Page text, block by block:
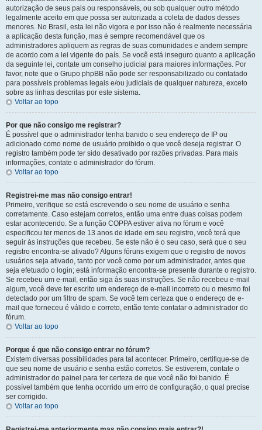
autorização de seus pais ou responsáveis, ou sob qualquer outro método
legalmente aceito em que possa ser autorizada a coleta de dados desses
menores. No Brasil, esta lei não vigora e por isso não é realmente necessária
a aplicação desta função, mas é sempre recomendável que os
administradores apliquem as regras de suas comunidades e andem sempre
de acordo com a lei vigente do país. Se você está inseguro quanto a aplicação
da seguinte lei, contate um conselho judicial para maiores informações. Por
favor, note que o Grupo phpBB não pode ser responsabilizado ou contatado
para possíveis problemas legais e/ou judiciais de qualquer natureza, exceto
sobre as linhas descritas por este sistema.
Voltar ao topo
Por que não consigo me registrar?
É possível que o administrador tenha banido o seu endereço de IP ou
adicionado como nome de usuário proibido o que você deseja registrar. O
registro também pode ter sido desativado por razões privadas. Para mais
informações, contate o administrador do fórum.
Voltar ao topo
Registrei-me mas não consigo entrar!
Primeiro, verifique se está escrevendo o seu nome de usuário e senha
corretamente. Caso estejam corretos, então uma entre duas coisas podem
estar acontecendo. Se a função COPPA estiver ativa no fórum e você
especificou ter menos de 13 anos de idade em seu registro, você terá que
seguir às instruções que recebeu. Se este não é o seu caso, será que o seu
registro encontra-se ativado? Alguns fóruns exigem que o registro de novos
usuários seja ativado, tanto por você como por um administrador, antes que
seja efetuado o login; está informação encontra-se presente durante o registro.
Se recebeu um e-mail, então siga às suas instruções. Se não recebeu e-mail
algum, você deve ter escrito um endereço de e-mail incorreto ou o mesmo foi
detectado por um filtro de spam. Se você tem certeza que o endereço de e-
mail que forneceu é válido e correto, então tente contatar o administrador do
fórum.
Voltar ao topo
Porque é que não consigo entrar no fórum?
Existem diversas possibilidades para tal acontecer. Primeiro, certifique-se de
que seu nome de usuário e senha estão corretos. Se estiverem, contate o
administrador do painel para ter certeza de que você não foi banido. É
possível também que tenha ocorrido um erro de configuração, o qual precise
ser corrigido.
Voltar ao topo